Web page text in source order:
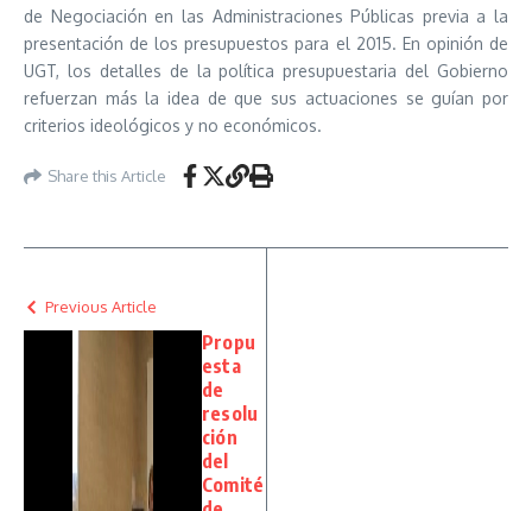
de Negociación en las Administraciones Públicas previa a la
presentación de los presupuestos para el 2015. En opinión de
UGT, los detalles de la política presupuestaria del Gobierno
refuerzan más la idea de que sus actuaciones se guían por
criterios ideológicos y no económicos.
Share this Article
Previous Article
Propu
esta
de
resolu
ción
del
Comité